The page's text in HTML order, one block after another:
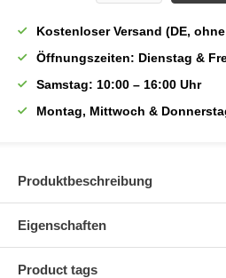
Kostenloser Versand (DE,
Öffnungszeiten: Dienstag &
Samstag: 10:00 – 16:00 Uhr
Montag, Mittwoch &
Produktbeschreibung
Eigenschaften
Product tags